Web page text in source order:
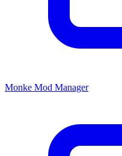
Monke Mod Manager